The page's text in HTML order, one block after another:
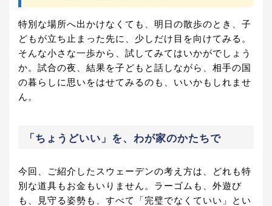
特別な場所へ出かけなくても、明日の散歩のとき、子
どもが立ち止まった先に、少しだけ目を向けてみる。
そんな小さな一歩から、試してみてはいかがでしょう
か。試合の夜、結果を子どもと話しながら、相手の国
の暮らしに思いをはせてみるのも、いいかもしれませ
ん。
「ちょうどいい」を、わが家のかたちで
今回、ご紹介したスウェーデンの考え方は、どれも特
別な道具もお金もいりません。ラーゴムも、外遊び
も、見守る姿勢も、すべて「完璧でなくていい」とい